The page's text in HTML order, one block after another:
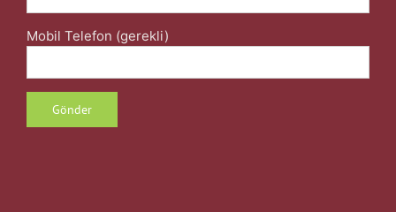
Mobil Telefon (gerekli)